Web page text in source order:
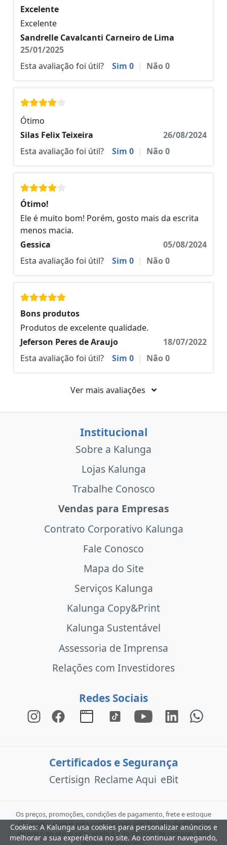
Excelente
Excelente
Sandrelle Cavalcanti Carneiro de Lima
25/01/2025
Esta avaliação foi útil?
Sim 0 | Não0
Ótimo
Silas Felix Teixeira
26/08/2024
Esta avaliação foi útil?
Sim 0 | Não0
Ótimo!
Ele é muito bom! Porém, gosto mais da escrita
menos macia.
Gessica
05/08/2024
Esta avaliação foi útil?
Sim 0 | Não0
Bons produtos
Produtos de excelente qualidade.
Jeferson Peres de Araujo
18/07/2022
Esta avaliação foi útil?
Sim 0 | Não0
Ver mais avaliações
Institucional
Sobre a Kalunga
Lojas Kalunga
Trabalhe Conosco
Vendas para Empresas
Contrato Corporativo Kalunga
Fale Conosco
Mapa do Site
Serviços Kalunga
Kalunga Copy&Print
Kalunga Sustentável
Assessoria de Imprensa
Relações com Investidores
Redes Sociais
Certificados e Segurança
Certisign Reclame Aqui eBit
Os preços, promoções, condições de pagamento, frete e estoque
são válidos apenas para compras pelo site. No caso de diferença
de preço no site, o valor válido é o do carrinho de compras. Não
abrimos embalagens.
Cookies: A Kalunga usa cookies para personalizar anúncios e
melhorar a sua experiência no site. Ao continuar navegando,